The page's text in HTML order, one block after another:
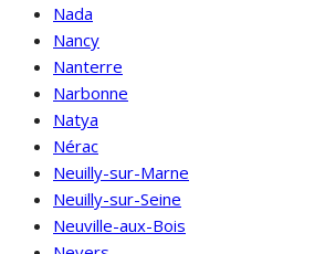
Nada
Nancy
Nanterre
Narbonne
Natya
Nérac
Neuilly-sur-Marne
Neuilly-sur-Seine
Neuville-aux-Bois